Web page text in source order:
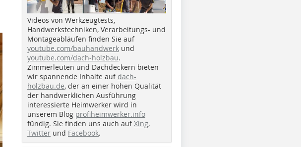
Videos von Werkzeugtests,
Handwerkstechniken, Verarbeitungs- und
Montageabläufen finden Sie auf
youtube.com/bauhandwerk und
youtube.com/dach-holzbau.
Zimmerleuten und Dachdeckern bieten
wir spannende Inhalte auf dach-
holzbau.de, der an einer hohen Qualität
der handwerklichen Ausführung
interessierte Heimwerker wird in
unserem Blog profiheimwerker.info
fündig. Sie finden uns auch aufXing,
Twitter und Facebook.